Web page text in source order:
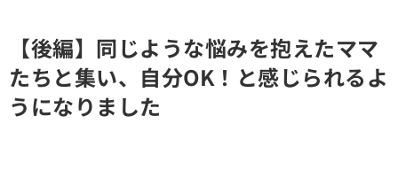
【後編】同じような悩みを抱えたママ
たちと集い、自分OK！と感じられるよ
うになりました